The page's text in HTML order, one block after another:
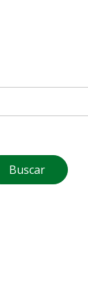
as
Buscar